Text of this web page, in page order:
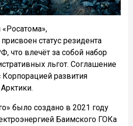
статус резидента
что влечёт за собой набор
льгот. Соглашение
развития
было создано в 2021 году
Баимского ГОКа